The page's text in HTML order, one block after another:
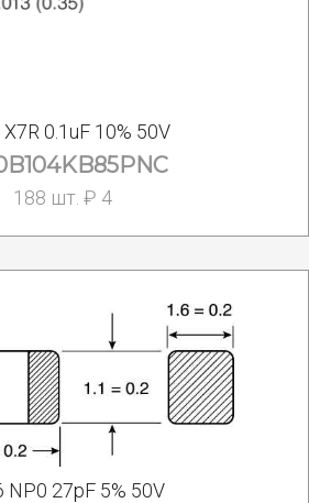
0.1uF 10% 50V
188 шт. ₽ 4
NP0 27pF 5% 50V